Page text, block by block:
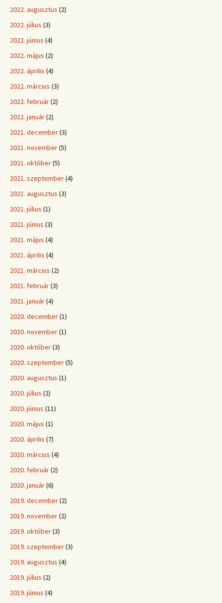
2022. augusztus (2)
2022. július (3)
2022. június (4)
2022. május (2)
2022. április (4)
2022. március (3)
2022. február(2)
2022. január(2)
2021. december(3)
2021. november(5)
2021. október(5)
2021. szeptember(4)
2021. augusztus (3)
2021. július (1)
2021. június (3)
2021. május (4)
2021. április (4)
2021. március (2)
2021. február(3)
2021. január(4)
2020. december(1)
2020. november(1)
2020. október(3)
2020. szeptember(5)
2020. augusztus (1)
2020. július (2)
2020. június (11)
2020. május (1)
2020. április (7)
2020. március (4)
2020. február(2)
2020. január(6)
2019. december(2)
2019. november(2)
2019. október(3)
2019. szeptember(3)
2019. augusztus (4)
2019. július (2)
2019. június (4)